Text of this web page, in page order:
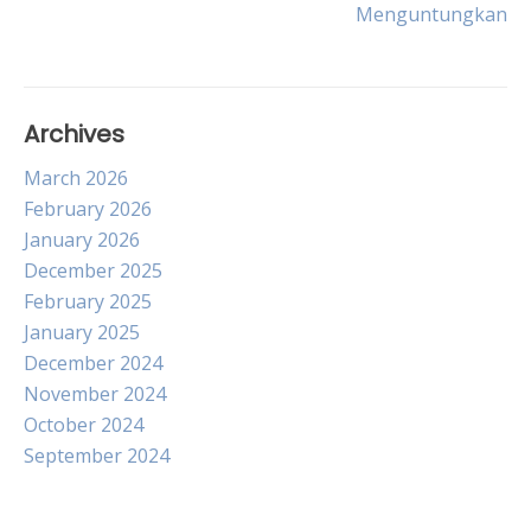
Menguntungkan
Archives
March 2026
February 2026
January 2026
December 2025
February 2025
January 2025
December 2024
November 2024
October 2024
September 2024